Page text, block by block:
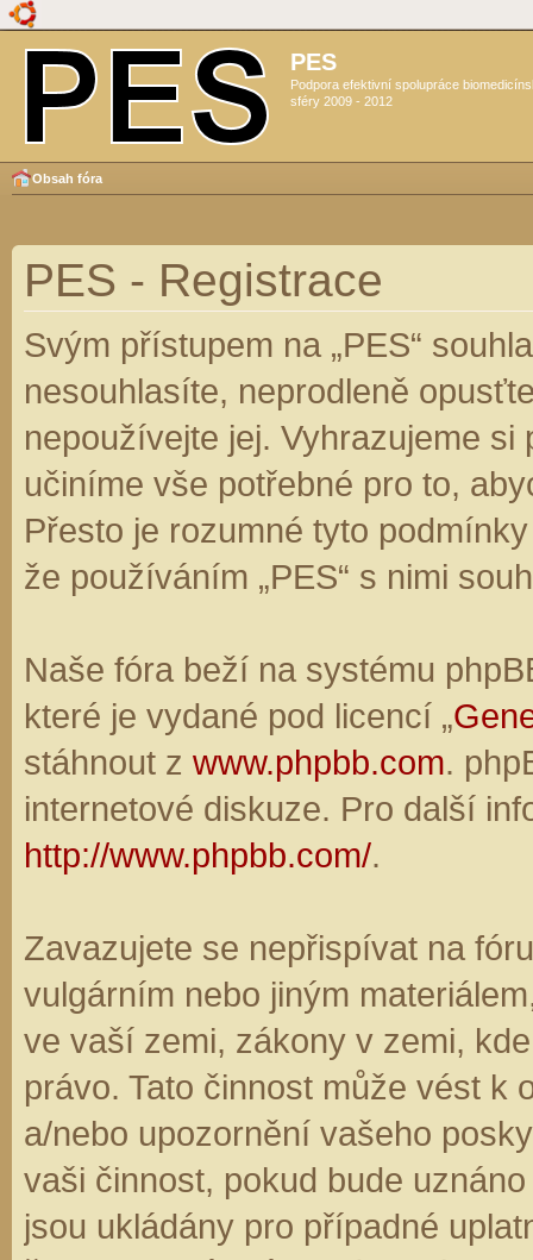
PES
Podpora efektivní spolupráce
sféry 2009 - 2012
Obsah fóra
PES - Registrace
Svým přístupem na „PES“
nesouhlasíte, neprodleně
nepoužívejte jej. Vyhrazujeme
učiníme vše potřebné pro to,
Přesto je rozumné tyto
že používáním „PES“ s nimi
Naše fóra beží na systému
které je vydané pod licencí „
stáhnout z www.phpbb.com.
internetové diskuze. Pro další
http://www.phpbb.com/.
Zavazujete se nepřispívat na
vulgárním nebo jiným
ve vaší zemi, zákony v zemi,
právo. Tato činnost může vést k
a/nebo upozornění vašeho
vaši činnost, pokud bude
jsou ukládány pro případné